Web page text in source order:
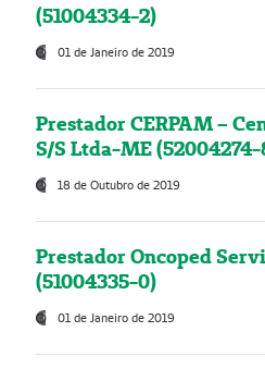
(51004334-2)
01 de Janeiro de 2019
Prestador CERPAM –
S/S Ltda-ME
18 de Outubro de 2019
Prestador Oncoped
(51004335-0)
01 de Janeiro de 2019